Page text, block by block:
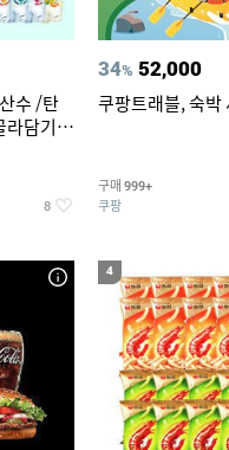
수 /탄
담기
8
34% 52,000
쿠팡트래블, 숙박
구매 999+
쿠팡
4